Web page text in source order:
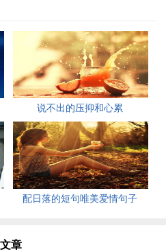
然大悟的，但无论发生什么事，
可他却具有那么深邃的眼睛，
深藏其中的忧郁。
而已 ,我的世界有我一个人就
试着用过去的美好回忆来原
说不出的压抑和心累
配日落的短句唯美爱情句子
章